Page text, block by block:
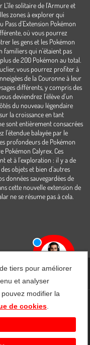
L'île solitaire de l'Armure et
zones à explorer qui
Pass d'Extension Pokémon
où vous pourrez
les gens et les Pokémon
familiers qui n'étaient pas
de 200 Pokémon au total.
vous pourrez profiter à
de la Couronne à leur
différents, y compris des
deviendrez l'élève d'un
du nouveau légendaire
la croissance en tant
sont entièrement consacrées
l'étendue balayée par le
profondeurs de Pokémon
Pokémon Calyrex. Ces
et à l'exploration : il y a de
objets et bien d'autres
données sauvegardées de
cette nouvelle extension de
ne se résume pas à cela.
tiers pour améliorer
et analyser
modifier la
de cookies.
Cookies
Contact